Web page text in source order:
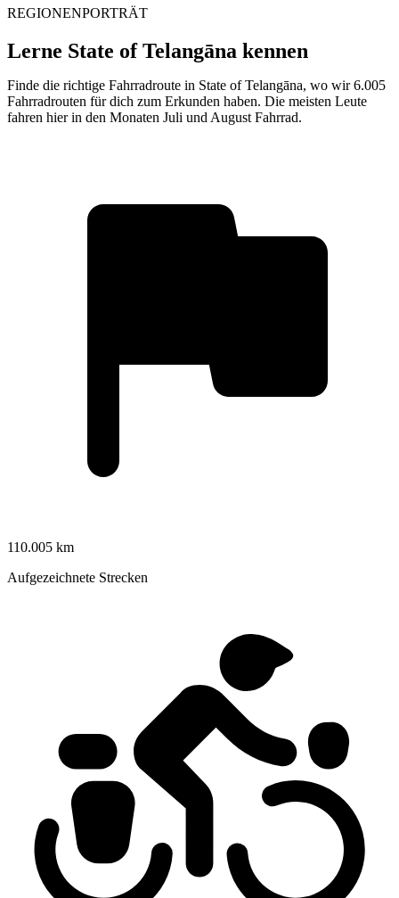
REGIONENPORTRÄT
Lerne State of Telangāna kennen
Finde die richtige Fahrradroute in State of Telangāna, wo wir 6.005
Fahrradrouten für dich zum Erkunden haben. Die meisten Leute
fahren hier in den Monaten Juli und August Fahrrad.
110.005 km
Aufgezeichnete Strecken